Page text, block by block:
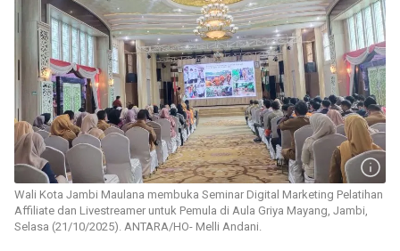
Wali Kota Jambi Maulana membuka Seminar Digital Marketing Pelatihan
Affiliate dan Livestreamer untuk Pemula di Aula Griya Mayang, Jambi,
Selasa (21/10/2025). ANTARA/HO- Melli Andani.